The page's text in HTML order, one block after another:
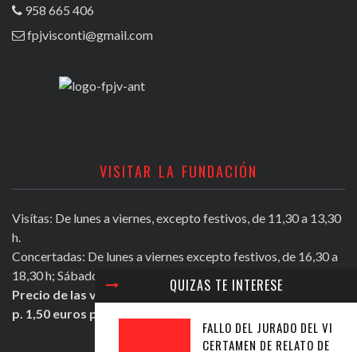
QUIZAS TE INTERESE
FALLO DEL JURADO DEL VI
CERTAMEN DE RELATO DE
958 665 406
fpjvisconti@gmail.com
VISITAR LA FUNDACIÓN
Visítas: De lunes a viernes, excepto festivos, de 11,30 a 13,30
h.
Concertadas: De lunes a viernes excepto festivos, de 16,30 a
18,30 h; Sábados mañana de 11,30 a 13,30 h.
Precio de las visitas: Individual 2 euros. Grupos + de 10
p. 1,50 euros persona.